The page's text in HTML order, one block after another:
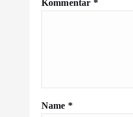
Kommentar *
Name *